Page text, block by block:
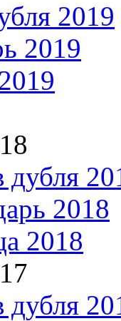
2019
2019
дубля
2018
2018
дубля